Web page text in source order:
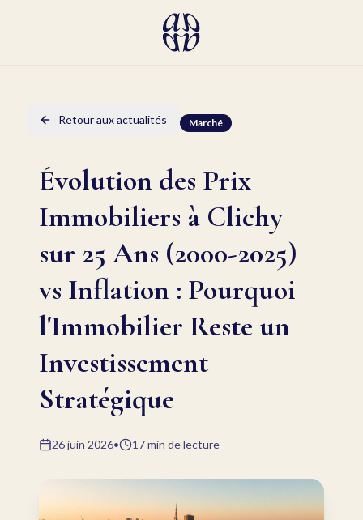
Retour aux actualités Marché
Évolution des Prix
Immobiliers à Clichy
sur 25 Ans (2000-2025)
vs Inflation : Pourquoi
l'Immobilier Reste un
Investissement
Stratégique
26 juin 2026• 17min de lecture